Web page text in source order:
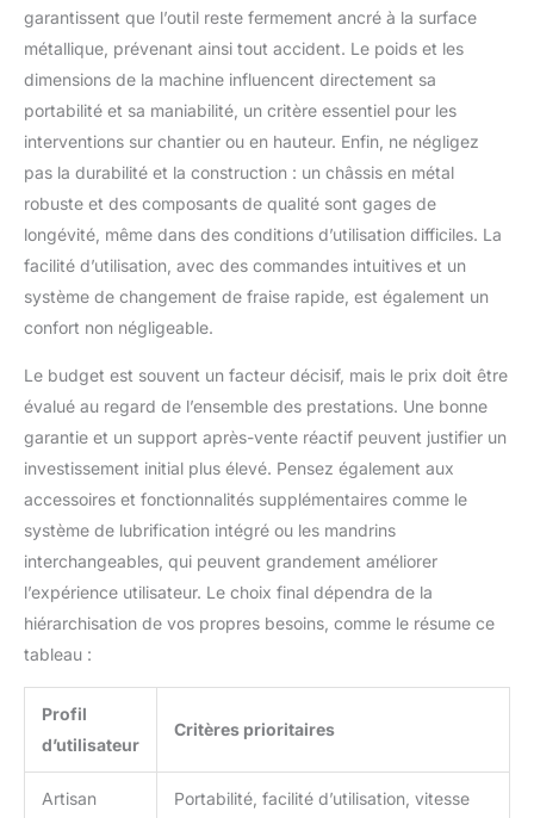
fabrication de chemins
de fer, la construction
d'éoliennes et de
centrales électriques et
bien d'autres domaines
garantissent que l’outil reste fermement ancré à la surface
métallique, prévenant ainsi tout accident. Le poids et les
dimensions de la machine influencent directement sa
portabilité et sa maniabilité, un critère essentiel pour les
interventions sur chantier ou en hauteur. Enfin, ne négligez
pas la durabilité et la construction : un châssis en métal
robuste et des composants de qualité sont gages de
longévité, même dans des conditions d’utilisation difficiles. La
facilité d’utilisation, avec des commandes intuitives et un
système de changement de fraise rapide, est également un
confort non négligeable.
Le budget est souvent un facteur décisif, mais le prix doit être
évalué au regard de l’ensemble des prestations. Une bonne
garantie et un support après-vente réactif peuvent justifier un
investissement initial plus élevé. Pensez également aux
accessoires et fonctionnalités supplémentaires comme le
système de lubrification intégré ou les mandrins
interchangeables, qui peuvent grandement améliorer
l’expérience utilisateur. Le choix final dépendra de la
hiérarchisation de vos propres besoins, comme le résume ce
tableau :
Profil
d’utilisateur
Critères prioritaires
Artisan
Portabilité, facilité d’utilisation, vitesse